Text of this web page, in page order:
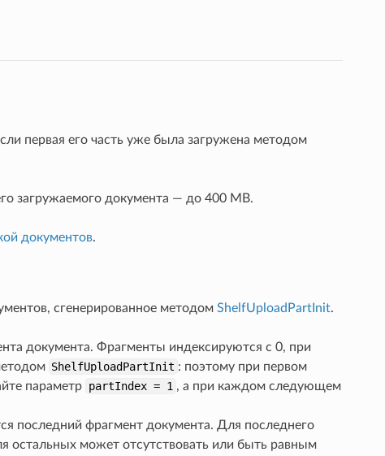
первая его часть уже была загружена методом
загружаемого документа — до 400 MB.
документов.
сгенерированное методом ShelfUploadPartInit.
документа. Фрагменты индексируются с 0, при
ShelfUploadPartInit : поэтому при первом
параметр partIndex = 1 , а при каждом следующем
последний фрагмент документа. Для последнего
остальных может отсутствовать или быть равным